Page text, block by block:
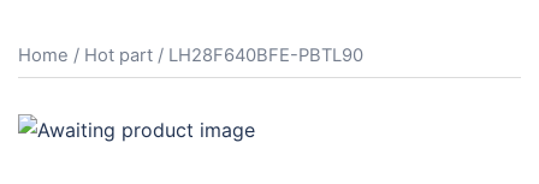
Home / Hot part / LH28F640BFE-PBTL90